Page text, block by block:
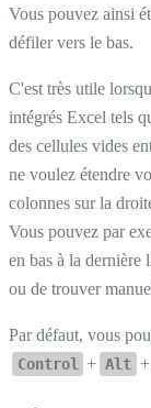
Vous pouvez ainsi
défiler vers le bas.
C'est très utile
intégrés Excel tels
des cellules vides
ne voulez étendre
colonnes sur la
Vous pouvez par
en bas à la
ou de trouver
Par défaut, vous
Control + Alt +